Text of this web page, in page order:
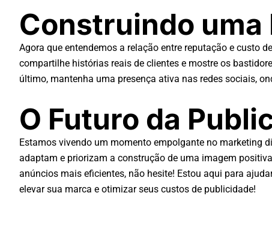
Construindo uma
Agora que entendemos a relação entre reputação e custo
compartilhe histórias reais de clientes e mostre os
último, mantenha uma presença ativa nas redes sociais,
O Futuro da
Estamos vivendo um momento empolgante no marketing
adaptam e priorizam a construção de uma imagem
anúncios mais eficientes, não hesite! Estou aqui para
elevar sua marca e otimizar seus custos de publicidade!